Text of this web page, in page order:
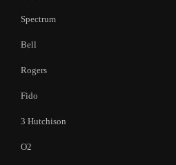
Spectrum
Bell
Rogers
Fido
3 Hutchison
O2